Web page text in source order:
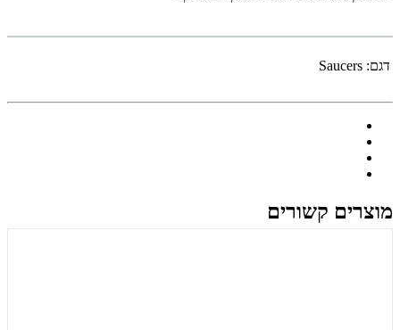
דגם: Saucers
מוצרים קשורים